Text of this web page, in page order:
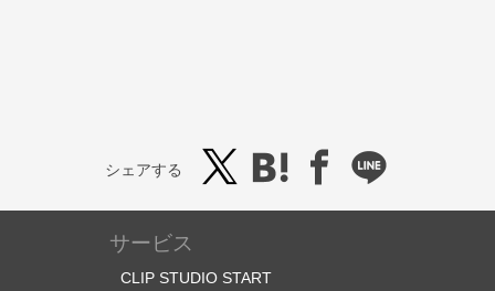
シェアする
サービス
CLIP STUDIO START